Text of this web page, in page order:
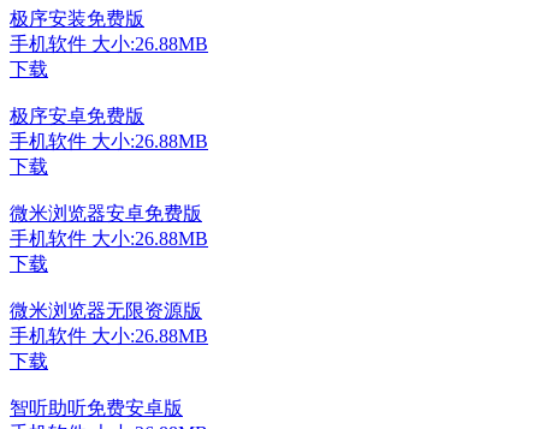
极序安装免费版
手机软件 大小:26.88MB
下载
极序安卓免费版
手机软件 大小:26.88MB
下载
微米浏览器安卓免费版
手机软件 大小:26.88MB
下载
微米浏览器无限资源版
手机软件 大小:26.88MB
下载
智听助听免费安卓版